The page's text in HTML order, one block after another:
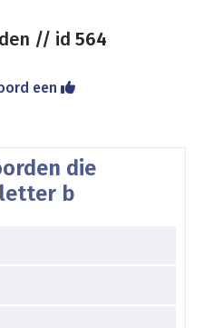
// id 564
een
die
b